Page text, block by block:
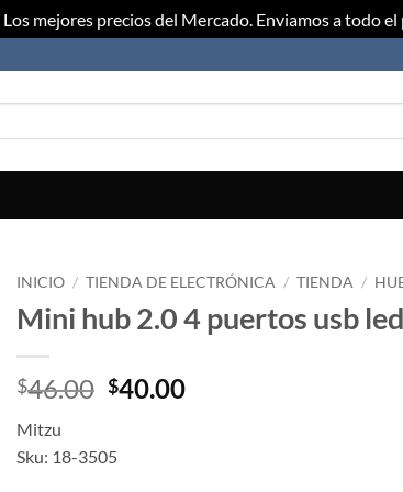
Los mejores precios del Mercado. Enviamos a todo el
INICIO / TIENDA DE ELECTRÓNICA / TIENDA /
Mini hub 2.0 4 puertos usb
$46.00 Original
$46.00.
$40.00Current
Mitzu
Sku: 18-3505